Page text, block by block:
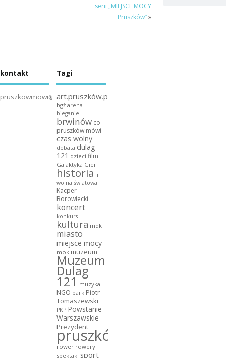
serii „MIEJSCE MOCY
Pruszków”»
kontakt
pruszkowmowi@gmail.com
Tagi
art.pruszków.pl
bgż arena
bieganie
brwinów co
pruszków mówi
czas wolny
debata dulag
121 dzieci film
Galaktyka Gier
historia ii
wojna światowa
Kacper
Borowiecki
koncert
konkurs
kultura mdk
miasto
miejsce mocy
mok muzeum
Muzeum
Dulag
121 muzyka
NGO park Piotr
Tomaszewski
PKP Powstanie
Warszawskie
Prezydent
pruszków
rower rowery
spektakl sport